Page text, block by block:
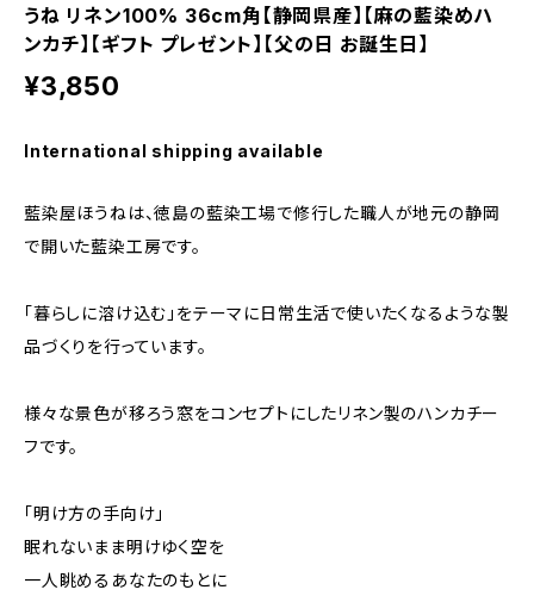
うね リネン100% 36cm角【静岡県産】【麻の藍染めハ
ンカチ】【ギフト プレゼント】【父の日 お誕生日】
¥3,850
International shipping available
藍染屋ほうねは、徳島の藍染工場で修行した職人が地元の静岡
で開いた藍染工房です。
「暮らしに溶け込む」をテーマに日常生活で使いたくなるような製
品づくりを行っています。
様々な景色が移ろう窓をコンセプトにしたリネン製のハンカチー
フです。
「明け方の手向け」
眠れないまま明けゆく空を
一人眺めるあなたのもとに